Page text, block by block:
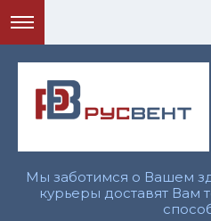
Мы заботимся о Вашем
курьеры доставят Вам